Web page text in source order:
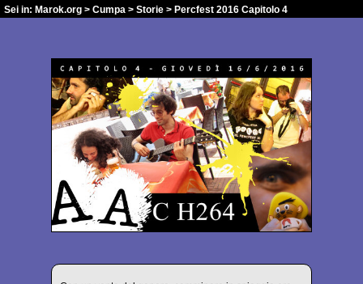
Sei in: Marok.org > Cumpa > Storie > Percfest 2016 Capitolo 4